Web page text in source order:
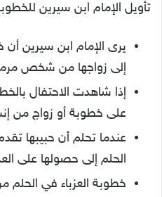
تأويل الإمام ابن سيرين
يرى الإمام ابن سيرين أن
إلى زواجها من شخص
إذا شاهدت الاحتفال
على خطوبة أو زواج من
عندما تحلم أن حبيبها
الحلم إلى حصولها على
خطوبة العزباء في